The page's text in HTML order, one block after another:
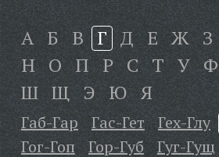
А Б В Г Д Е Ж З
Н О П Р С Т У Ф
Ш Щ Э Ю Я
Габ-Гар Гас-Гет Гех-Глу
Гог-Гоп
Гор-Губ Гуг-Гущ